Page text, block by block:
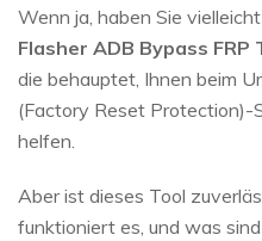
Wenn ja, haben Sie
Flasher ADB Bypass FRP
die behauptet, Ihnen beim
(Factory Reset Protection)-
helfen.
Aber ist dieses Tool
funktioniert es, und was